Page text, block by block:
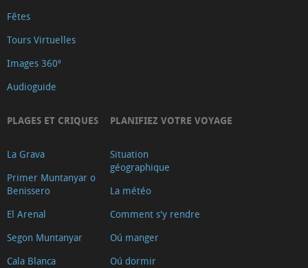
Fêtes
Tours Virtuelles
Images 360º
Audioguide
PLAGES ET CRIQUES
La Grava
Primer Muntanyar o
Benissero
El Arenal
Segon Muntanyar
Cala Blanca
PLANIFIEZ VOTRE VOYAGE
Situation
géographique
La météo
Comment s'y rendre
Oú manger
Oú dormir